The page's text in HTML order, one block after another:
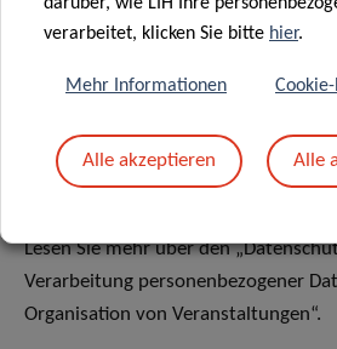
Datenschutz
Lesen Sie mehr über den
Verarbeitung personenbezogener
Organisation von Veranstaltungen“.
verarbeitet, klicken Sie bitte hier.
Mehr Informationen
Alle akzeptieren Alle